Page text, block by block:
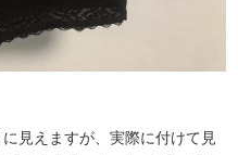
見えますが、実際に付けて見